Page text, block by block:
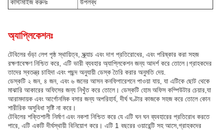
কাস্টমাইজ করুনঃ
উপলব্ধ
অ্যাপ্লিকেশনঃ
টেবিলের গুঁড়া লেপ পৃষ্ঠ স্থায়িত্ব, স্ক্র্যাচ এবং দাগ প্রতিরোধের, এবং পরিষ্কার করা সহজ
রক্ষণাবেক্ষণ নিশ্চিত করে, এটি ভারী ব্যবহার অ্যাপ্লিকেশন জন্য আদর্শ করে তোলে।গ্রাহকদের
তাদের স্বতন্ত্র চাহিদা এবং পছন্দ অনুযায়ী ডেস্ক তৈরি করার অনুমতি দেয়.
ডেস্কটি ২ জন, ৪ জন, এবং ৬ জনের আসন কনফিগারেশনে পাওয়া যায়, যা এটিকে ছোট থেকে
মাঝারি আকারের অফিসের জন্য নিখুঁত করে তোলে। ডেস্কটি হোম অফিস কম্পিউটার চেয়ার,যা
আরামদায়ক এবং আর্গোনমিক বসার জন্য অপরিহার্য, দীর্ঘ ঘণ্টার কাজকে সহজ করে তোলে কোন
শারীরিক অসুবিধা সৃষ্টি না করে।
টেবিলের শক্তিশালী নির্মাণ এবং নকশা নিশ্চিত করে যে এটি ঘন ঘন ব্যবহারের প্রতিরোধ করতে
পারে, এটি একটি দীর্ঘস্থায়ী বিনিয়োগ করে। এটি 1 বছরের ওয়ারেন্টি সহ আসে,গ্রাহকদের